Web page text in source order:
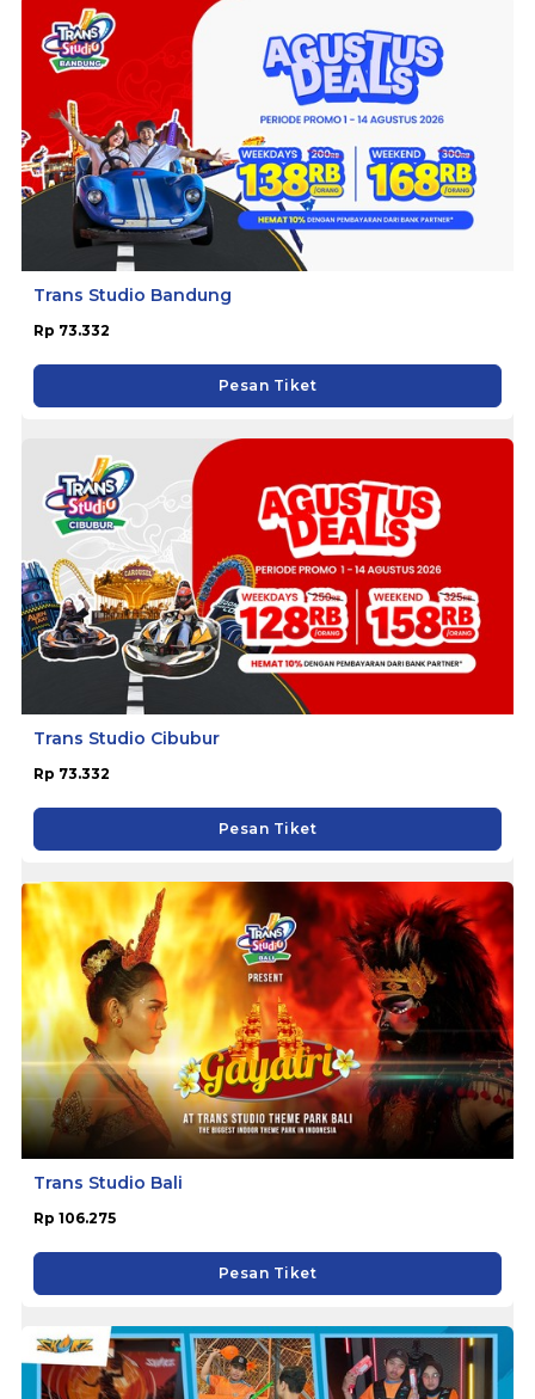
Trans Studio Bandung
Rp 73.332
Pesan Tiket
Trans Studio Cibubur
Rp 73.332
Pesan Tiket
Trans Studio Bali
Rp 106.275
Pesan Tiket